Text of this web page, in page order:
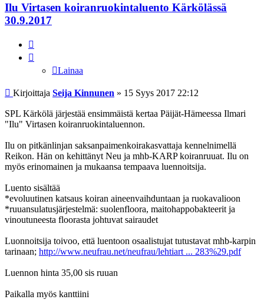
Ilu Virtasen koiranruokintaluento Kärkölässä
30.9.2017
Lainaa
Viesti
Kirjoittaja Seija Kinnunen » 15 Syys 2017 22:12
SPL Kärkölä järjestää ensimmäistä kertaa Päijät-Hämeessa Ilmari
"Ilu" Virtasen koiranruokintaluennon.
Ilu on pitkänlinjan saksanpaimenkoirakasvattaja kennelnimellä
Reikon. Hän on kehittänyt Neu ja mhb-KARP koiranruuat. Ilu on
myös erinomainen ja mukaansa tempaava luennoitsija.
Luento sisältää
*evoluutinen katsaus koiran aineenvaihduntaan ja ruokavalioon
*ruuansulatusjärjestelmä: suolenfloora, maitohappobakteerit ja
vinoutuneesta floorasta johtuvat sairaudet
Luonnoitsija toivoo, että luentoon osaalistujat tutustavat mhb-karpin
tarinaan; http://www.neufrau.net/neufrau/lehtiart ... 283%29.pdf
Luennon hinta 35,00 sis ruuan
Paikalla myös kanttiini